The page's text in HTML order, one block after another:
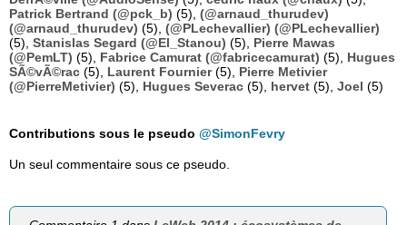
Patrick Bertrand (@pck_b) (5), (@arnaud_thurudev)
(@arnaud_thurudev) (5), (@PLechevallier) (@PLechevallier)
(5), Stanislas Segard (@El_Stanou) (5), Pierre Mawas
(@PemLT) (5), Fabrice Camurat (@fabricecamurat) (5), Hugues
SÃ©vÃ©rac (5), Laurent Fournier(5), Pierre Metivier
(@PierreMetivier) (5), Hugues Severac (5), hervet (5), Joel (5)
Contributions sous le pseudo @SimonFevry
Un seul commentaire sous ce pseudo.